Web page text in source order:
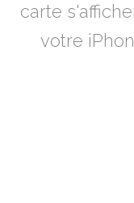
carte
votre